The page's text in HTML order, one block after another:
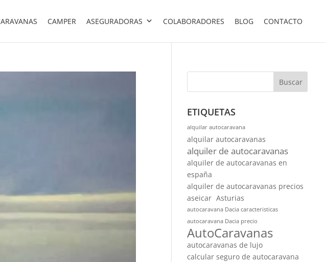
CAMPER ASEGURADORAS COLABORADORES BLOG CONTACTO
Buscar
ETIQUETAS
alquilar autocaravana
alquilar autocaravanas
alquiler de autocaravanas
alquiler de autocaravanas en
españa
alquiler de autocaravanas precios
aseicar Asturias
autocaravana Dacia caracteristicas
autocaravana Dacia precio
AutoCaravanas
autocaravanas de lujo
calcular seguro de autocaravana